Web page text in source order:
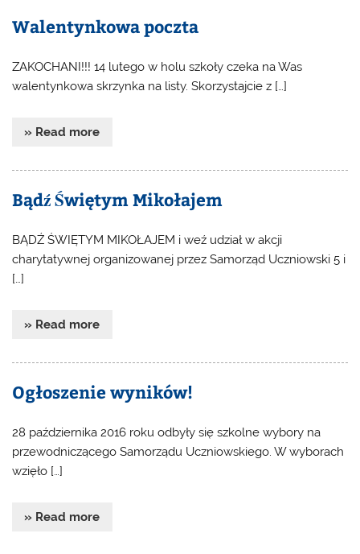
Walentynkowa poczta
ZAKOCHANI!!! 14 lutego w holu szkoły czeka na Was
walentynkowa skrzynka na listy. Skorzystajcie z […]
» Read more
Bądź Świętym Mikołajem
BĄDŹ ŚWIĘTYM MIKOŁAJEM i weź udział w akcji
charytatywnej organizowanej przez Samorząd Uczniowski 5 i
[…]
» Read more
Ogłoszenie wyników!
28 października 2016 roku odbyły się szkolne wybory na
przewodniczącego Samorządu Uczniowskiego. W wyborach
wzięło […]
» Read more